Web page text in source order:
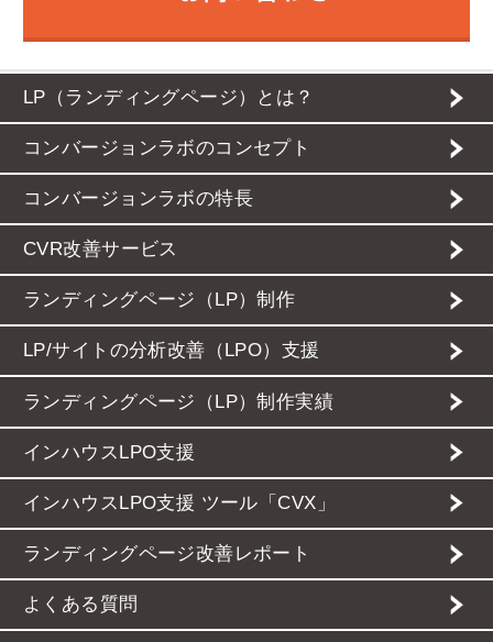
LP（ランディングページ）とは？
コンバージョンラボのコンセプト
コンバージョンラボの特長
CVR改善サービス
ランディングページ（LP）制作
LP/サイトの分析改善（LPO）支援
ランディングページ（LP）制作実績
インハウスLPO支援
インハウスLPO支援 ツール「CVX」
ランディングページ改善レポート
よくある質問